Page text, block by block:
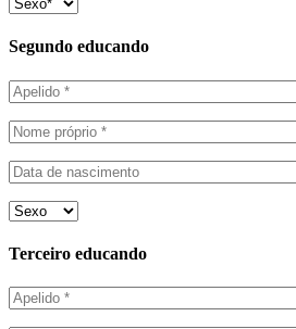
Segundo educando
Terceiro educando